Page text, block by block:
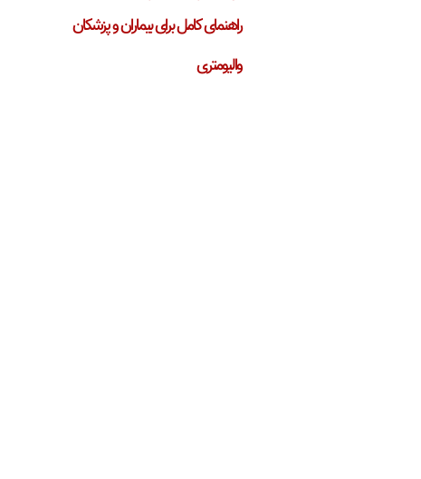
راهنمای کامل برای بیماران و پزشکان
والیومتری